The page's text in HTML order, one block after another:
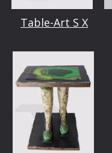
Table-Art S X